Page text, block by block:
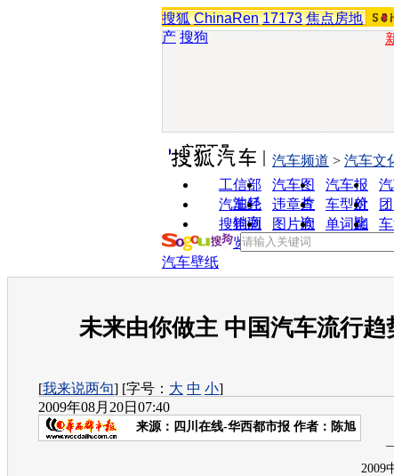
搜狐 ChinaRen 17173 焦点房地
产 搜狗
实用工具
工信部
油耗
汽车图
片
汽车报
价
汽车经
销商
违章查
询
车型对
比
搜狗浏
览器
图片欣
赏
单词翻
汽车频道 > 汽车文
汽车壁纸
未来由你做主 中国汽车流行趋
[我来说两句] [字号： 大 中 小]
2009年08月20日07:40
来源： 四川在线-华西都市报 作者：陈旭
——
2009